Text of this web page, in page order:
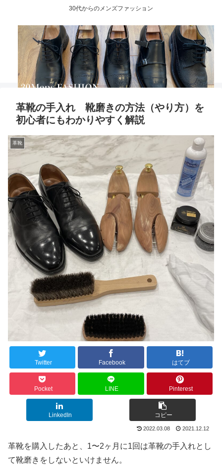
30代からのメンズファッション
革靴の手入れ 靴磨きの方法（やり方）を
初心者にもわかりやすく解説
革靴
Twitter Facebook はてブ
Pocket LINE Pinterest
LinkedIn コピー
2022.03.08 2021.12.12
革靴を購入したあと、1〜2ヶ月に1回は革靴の手入れとし
て靴磨きをしないといけません。